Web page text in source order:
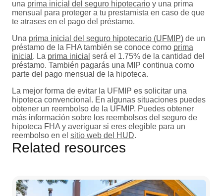
una prima inicial del seguro hipotecario y una prima
mensual para proteger a tu prestamista en caso de que
te atrases en el pago del préstamo.
Una prima inicial del seguro hipotecario (UFMIP) de un
préstamo de la FHA también se conoce como prima
inicial . La prima inicial será el 1.75% de la cantidad del
préstamo. También pagarás una MIP continua como
parte del pago mensual de la hipoteca.
La mejor forma de evitar la UFMIP es solicitar una
hipoteca convencional. En algunas situaciones puedes
obtener un reembolso de la UFMIP. Puedes obtener
más información sobre los reembolsos del seguro de
hipoteca FHA y averiguar si eres elegible para un
reembolso en el sitio web del HUD.
Related resources